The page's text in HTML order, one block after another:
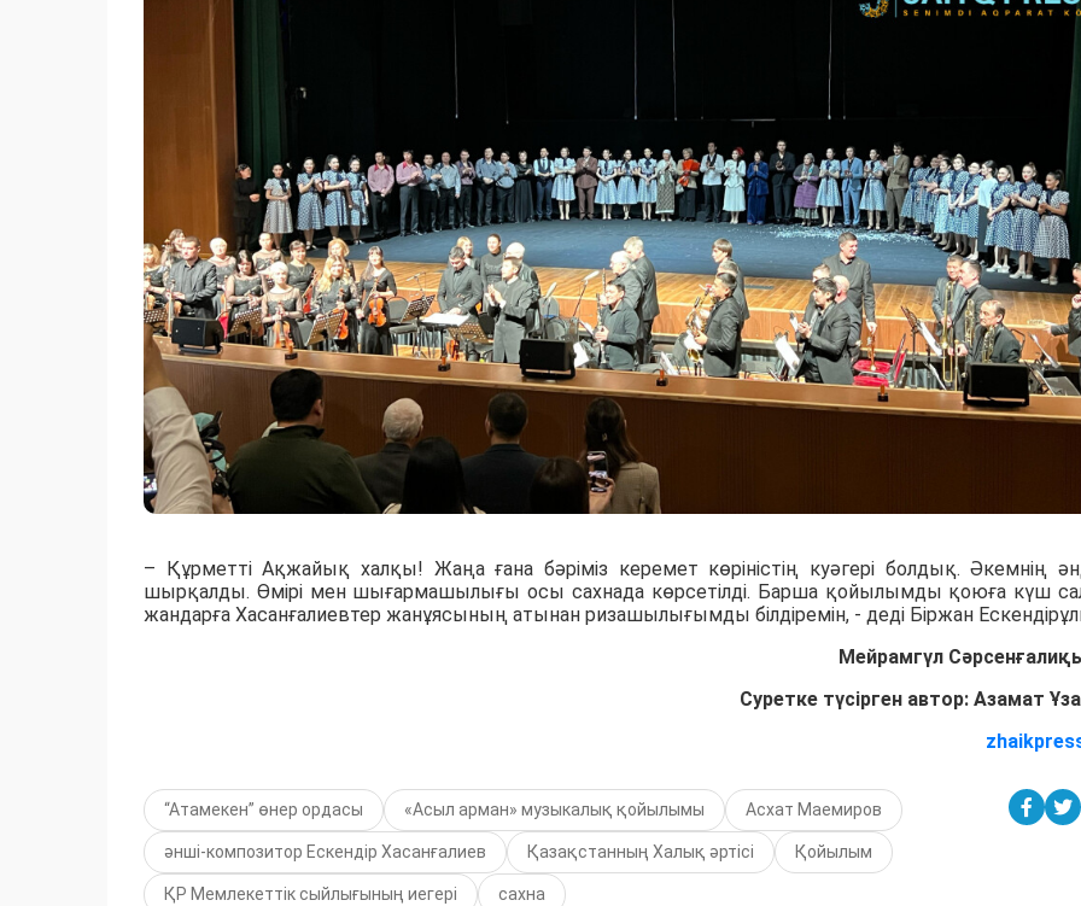
– Құрметті Ақжайық халқы! Жаңа ғана бәріміз керемет көріністің куәгері болдық. Әкемнің
шырқалды. Өмірі мен шығармашылығы осы сахнада көрсетілді. Барша қойылымды қоюға күш
жандарға Хасанғалиевтер жанұясының атынан ризашылығымды білдіремін, - деді Біржан
Мейрамгүл
Суретке түсірген автор: Азамат
“Атамекен” өнер ордасы «Асыл арман» музыкалық қойылымы Асхат Маемиров
әнші-композитор Ескендір Хасанғалиев Қазақстанның Халық әртісі Қойылым
ҚР Мемлекеттік сыйлығының иегері сахна